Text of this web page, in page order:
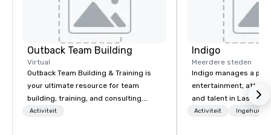
Outback Team Building
Virtual
Outback Team Building & Training is
your ultimate resource for team
building, training, and consulting.
Recommended by over 30,000+
Activiteit
Indigo
Meerdere steden
Indigo manages a
entertainment,
and talent in Las
and Atlantic City. We
Activiteit